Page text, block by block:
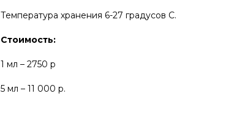
Температура хранения 6-27 градусов С.
Стоимость:
1 мл – 2750 р
5 мл – 11 000 р.